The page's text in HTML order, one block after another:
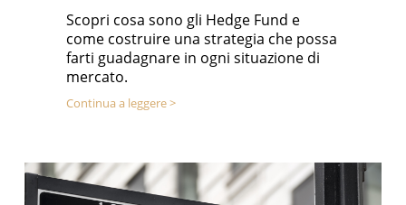
Scopri cosa sono gli Hedge Fund e
come costruire una strategia che possa
farti guadagnare in ogni situazione di
mercato.
Continua a leggere >